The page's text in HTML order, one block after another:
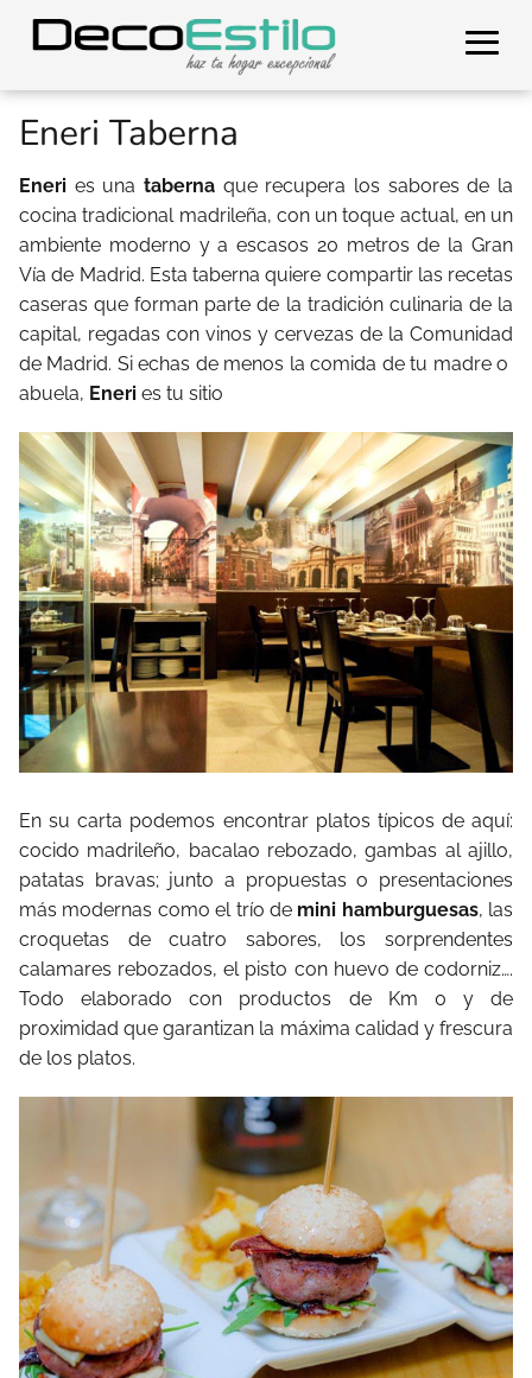
Eneri Taberna
Eneri es una taberna que recupera los sabores de la
cocina tradicional madrileña, con un toque actual, en un
ambiente moderno y a escasos 20 metros de la Gran
Vía de Madrid. Esta taberna quiere compartir las recetas
caseras que forman parte de la tradición culinaria de la
capital, regadas con vinos y cervezas de la Comunidad
de Madrid. Si echas de menos la comida de tu madre o
abuela, Eneri es tu sitio
En su carta podemos encontrar platos típicos de aquí:
cocido madrileño, bacalao rebozado, gambas al ajillo,
patatas bravas; junto a propuestas o presentaciones
más modernas como el trío de mini hamburguesas, las
croquetas de cuatro sabores, los sorprendentes
calamares rebozados, el pisto con huevo de codorniz….
Todo elaborado con productos de Km 0 y de
proximidad que garantizan la máxima calidad y frescura
de los platos.